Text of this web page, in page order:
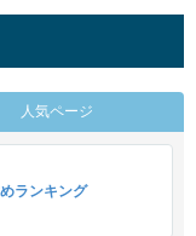
人気ページ
ランキング